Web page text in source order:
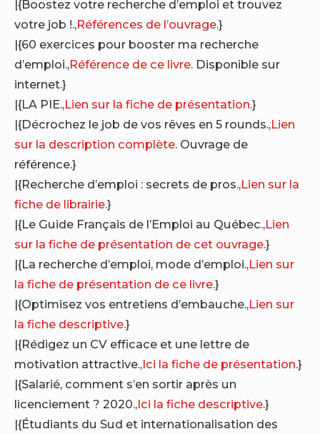
|{Boostez votre recherche d’emploi et trouvez
votre job !.,Références de l’ouvrage.}
|{60 exercices pour booster ma recherche
d’emploi.,Référence de ce livre. Disponible sur
internet.}
|{LA PIE.,Lien sur la fiche de présentation.}
|{Décrochez le job de vos rêves en 5 rounds.,Lien
sur la description complète. Ouvrage de
référence.}
|{Recherche d’emploi : secrets de pros.,Lien sur la
fiche de librairie.}
|{Le Guide Français de l’Emploi au Québec.,Lien
sur la fiche de présentation de cet ouvrage.}
|{La recherche d’emploi, mode d’emploi.,Lien sur
la fiche de présentation de ce livre.}
|{Optimisez vos entretiens d’embauche.,Lien sur
la fiche descriptive.}
|{Rédigez un CV efficace et une lettre de
motivation attractive.,Ici la fiche de présentation.}
|{Salarié, comment s’en sortir après un
licenciement ? 2020.,Ici la fiche descriptive.}
|{Étudiants du Sud et internationalisation des